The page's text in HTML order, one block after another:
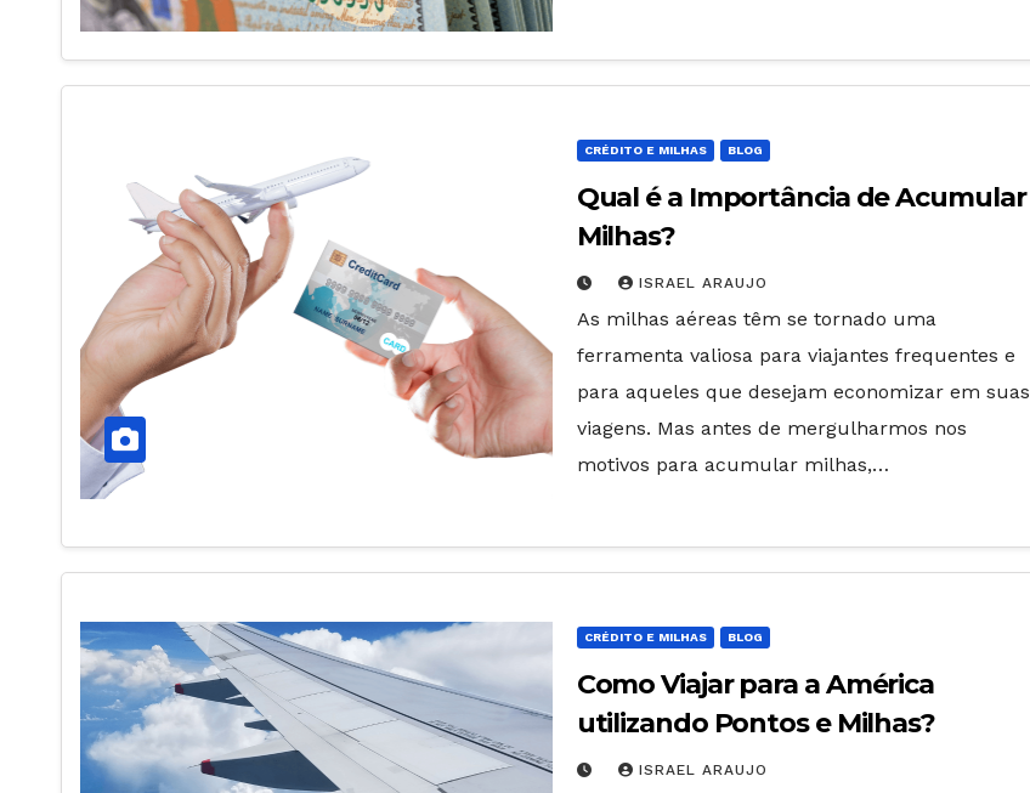
CRÉDITO E MILHAS BLOG
Qual é a Importância de Acumular
Milhas?
ISRAEL ARAUJO
As milhas aéreas têm se tornado uma
ferramenta valiosa para viajantes frequentes e
para aqueles que desejam economizar em suas
viagens. Mas antes de mergulharmos nos
motivos para acumular milhas,…
CRÉDITO E MILHAS BLOG
Como Viajar para a América
utilizando Pontos e Milhas?
ISRAEL ARAUJO